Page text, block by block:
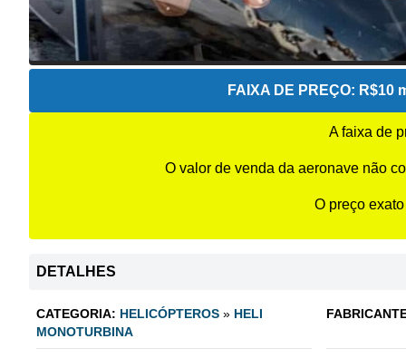
FAIXA DE PREÇO: R$10
A faixa de
O valor de venda da aeronave não
O preço
DETALHES
CATEGORIA: HELICÓPTEROS » HELI
MONOTURBINA